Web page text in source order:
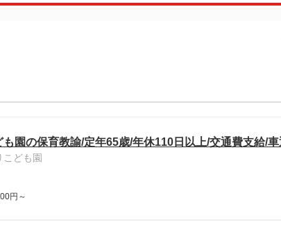
も園の保育教諭/定年65歳/年休110日以上/交通費支給/
こども園
円～